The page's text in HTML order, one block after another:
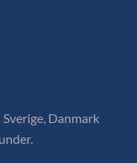
Danmark